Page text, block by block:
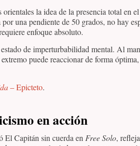
la idea de la presencia total en
una pendiente de 50 grados, no hay
enfoque absoluto.
de imperturbabilidad mental. Al
puede reaccionar de forma
– Epicteto.
en acción
El Capitán sin cuerda en Free Solo,